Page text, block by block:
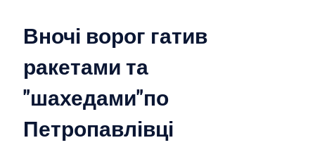
Вночі ворог гатив
ракетами та
"шахедами"по
Петропавлівці